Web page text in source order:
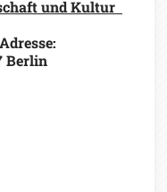
und Kultur
Berlin